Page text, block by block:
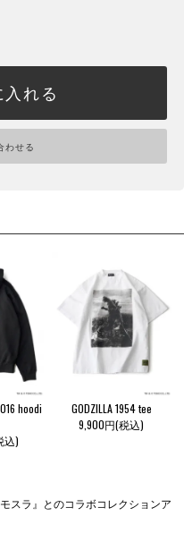
れる
わせる
hoodi
込)
GODZILLA 1954 tee
9,900円(税込)
スラ』とのコラボコレクションア